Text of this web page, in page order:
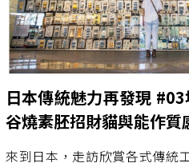
日本傳統魅力再發現
谷燒素胚招財貓與能作質
來到日本，走訪欣賞各式傳統